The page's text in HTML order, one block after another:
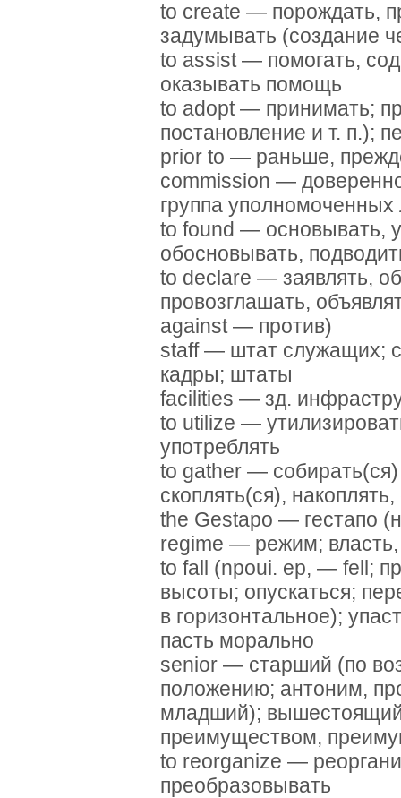
to create — порождать,
задумывать (создание
to assist — помогать,
оказывать помощь
to adopt — принимать;
постановление и т. п.);
prior to — раньше,
commission —
группа уполномоченных
to found — основывать,
обосновывать,
to declare — заявлять,
провозглашать,
against — против)
staff — штат служащих;
кадры; штаты
facilities — зд.
to utilize —
употреблять
to gather —
скоплять(ся),
the Gestapo — гестапо
regime — режим;
to fall (npoui. ep, — fell;
высоты; опускаться;
в горизонтальное);
пасть морально
senior — старший (по
положению; антоним,
младший);
преимуществом,
to reorganize —
преобразовывать